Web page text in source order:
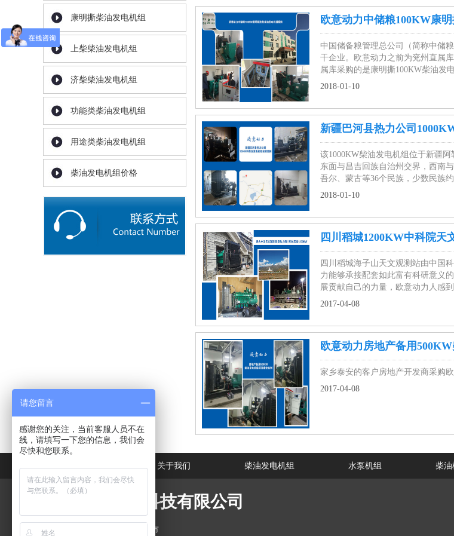
康明撕柴油发电机组
上柴柴油发电机组
济柴柴油发电机组
功能类柴油发电机组
用途类柴油发电机组
柴油发电机组价格
欧意动力中储粮100KW康
中国储备粮管理总公司（简称中储
干企业。欧意动力之前为兖州直属
属库采购的是康明撕100KW柴油发
2018-01-10
新疆巴河县热力公司
该1000KW柴油发电机组位于新疆
东面与昌吉回族自治州交界，西南
吾尔、蒙古等36个民族，少数民族
2018-01-10
四川稻城1200KW中科院天
四川稻城海子山天文观测站由中国
力能够承接配套如此富有科研意义
展贡献自己的力量，欧意动力人感
2017-04-08
欧意动力房地产备用
家乡泰安的客户房地产开发商采购
2017-04-08
网站首页 关于我们 柴油发电机组 水泵机组 柴油
潍坊欧意动力科技有限公司
公司地址：山东省潍坊市
请您留言
感谢您的关注，当前客服人员不在
线，请填写一下您的信息，我们会
尽快和您联系。